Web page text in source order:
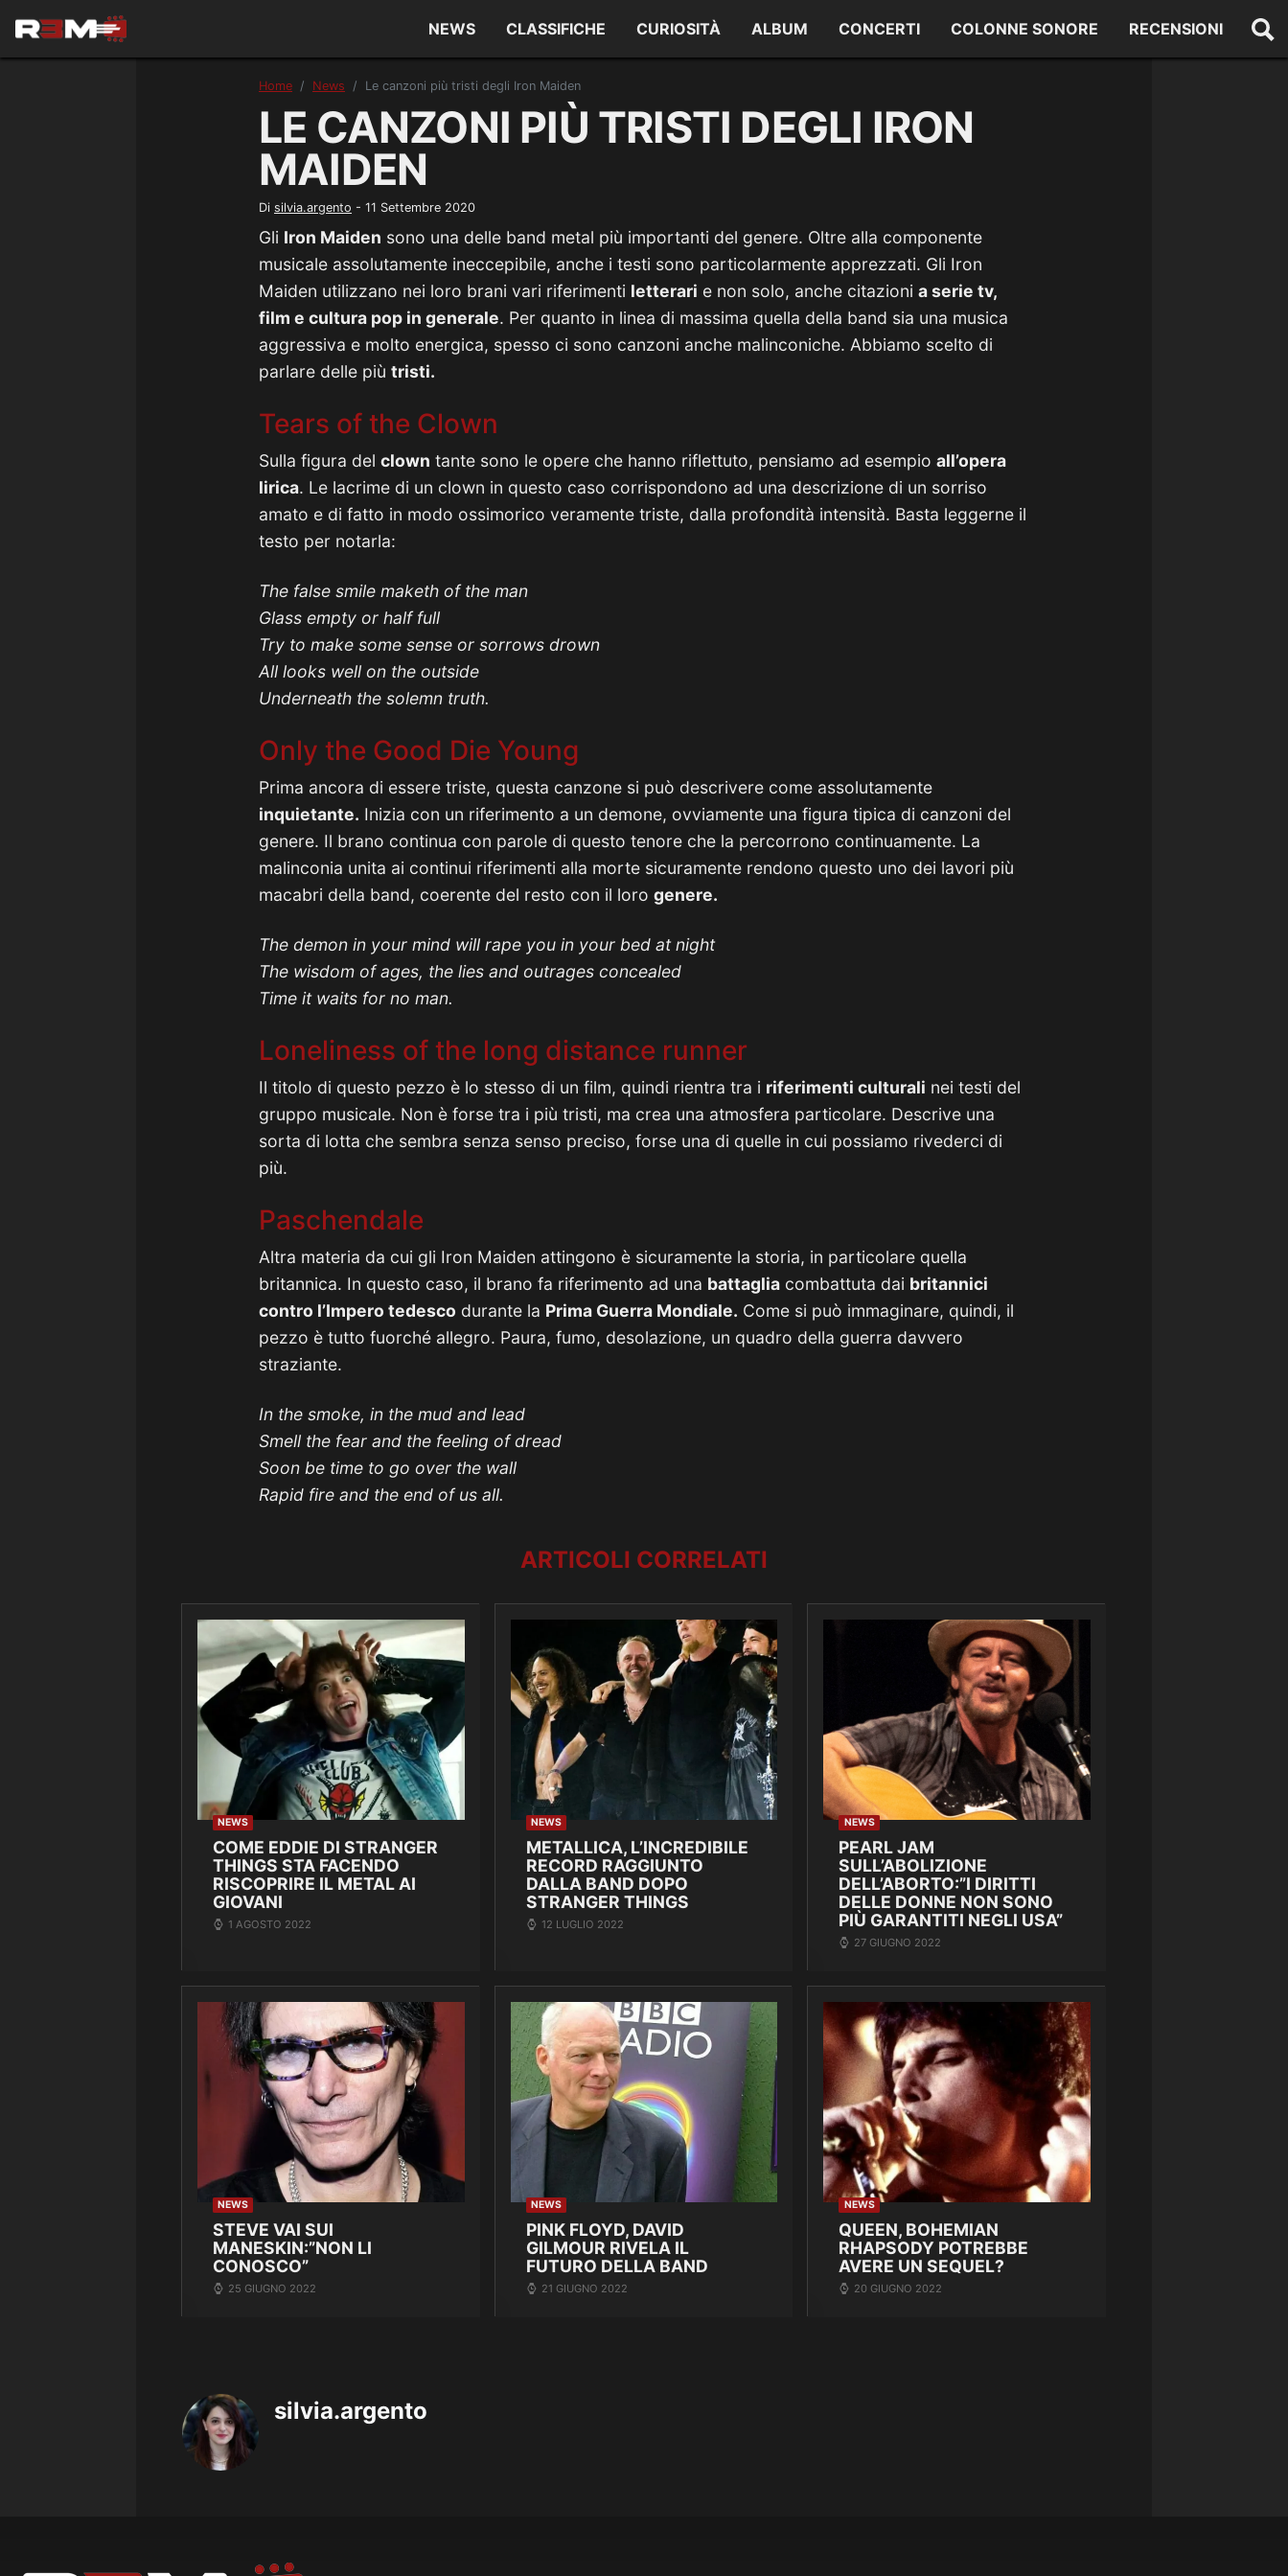
NEWS CLASSIFICHE CURIOSITÀ ALBUM CONCERTI COLONNE SONORE RECENSIONI
Home News Le canzoni più tristi degli Iron Maiden
LE CANZONI PIÙ TRISTI DEGLI IRON
MAIDEN
Di silvia.argento - 11 Settembre 2020
Gli Iron Maiden sono una delle band metal più importanti del genere. Oltre alla componente
musicale assolutamente ineccepibile, anche i testi sono particolarmente apprezzati. Gli Iron
Maiden utilizzano nei loro brani vari riferimenti letterari e non solo, anche citazioni a serie tv,
film e cultura pop in generale. Per quanto in linea di massima quella della band sia una musica
aggressiva e molto energica, spesso ci sono canzoni anche malinconiche. Abbiamo scelto di
parlare delle più tristi.
Tears of the Clown
Sulla figura del clown tante sono le opere che hanno riflettuto, pensiamo ad esempio all’opera
lirica. Le lacrime di un clown in questo caso corrispondono ad una descrizione di un sorriso
amato e di fatto in modo ossimorico veramente triste, dalla profondità intensità. Basta leggerne il
testo per notarla:
The false smile maketh of the man
Glass empty or half full
Try to make some sense or sorrows drown
All looks well on the outside
Underneath the solemn truth.
Only the Good Die Young
Prima ancora di essere triste, questa canzone si può descrivere come assolutamente
inquietante. Inizia con un riferimento a un demone, ovviamente una figura tipica di canzoni del
genere. Il brano continua con parole di questo tenore che la percorrono continuamente. La
malinconia unita ai continui riferimenti alla morte sicuramente rendono questo uno dei lavori più
macabri della band, coerente del resto con il loro genere.
The demon in your mind will rape you in your bed at night
The wisdom of ages, the lies and outrages concealed
Time it waits for no man.
Loneliness of the long distance runner
Il titolo di questo pezzo è lo stesso di un film, quindi rientra tra i riferimenti culturali nei testi del
gruppo musicale. Non è forse tra i più tristi, ma crea una atmosfera particolare. Descrive una
sorta di lotta che sembra senza senso preciso, forse una di quelle in cui possiamo rivederci di
più.
Paschendale
Altra materia da cui gli Iron Maiden attingono è sicuramente la storia, in particolare quella
britannica. In questo caso, il brano fa riferimento ad una battaglia combattuta dai britannici
contro l’Impero tedesco durante la Prima Guerra Mondiale. Come si può immaginare, quindi, il
pezzo è tutto fuorché allegro. Paura, fumo, desolazione, un quadro della guerra davvero
straziante.
In the smoke, in the mud and lead
Smell the fear and the feeling of dread
Soon be time to go over the wall
Rapid fire and the end of us all.
ARTICOLI CORRELATI
NEWS
COME EDDIE DI STRANGER
THINGS STA FACENDO
RISCOPRIRE IL METAL AI
GIOVANI
1 AGOSTO 2022
NEWS
METALLICA, L’INCREDIBILE
RECORD RAGGIUNTO
DALLA BAND DOPO
STRANGER THINGS
12 LUGLIO 2022
NEWS
PEARL JAM
SULL’ABOLIZIONE
DELL’ABORTO:”I DIRITTI
DELLE DONNE NON SONO
PIÙ GARANTITI NEGLI USA”
27 GIUGNO 2022
NEWS
STEVE VAI SUI
MANESKIN:”NON LI
CONOSCO”
25 GIUGNO 2022
NEWS
PINK FLOYD, DAVID
GILMOUR RIVELA IL
FUTURO DELLA BAND
21 GIUGNO 2022
NEWS
QUEEN, BOHEMIAN
RHAPSODY POTREBBE
AVERE UN SEQUEL?
20 GIUGNO 2022
silvia.argento